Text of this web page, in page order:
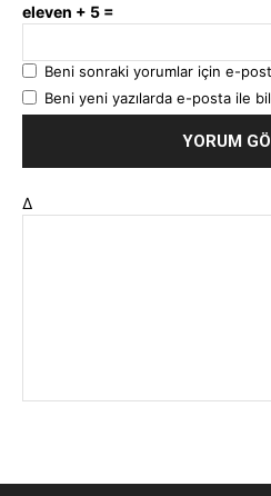
eleven + 5 =
Beni sonraki yorumlar için e-
Beni yeni yazılarda e-posta ile
Δ